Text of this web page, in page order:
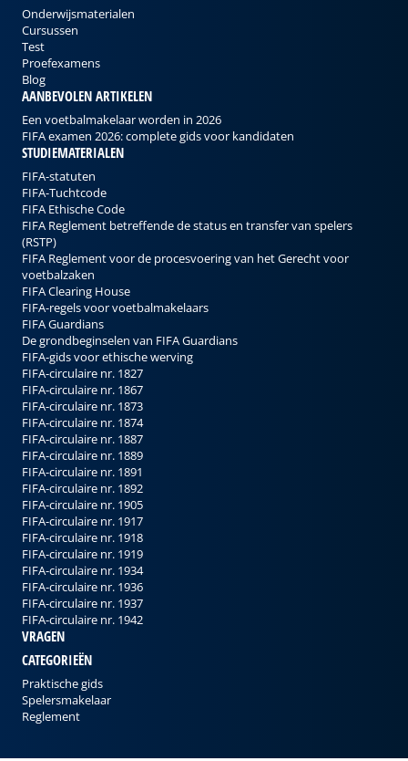
Onderwijsmaterialen
Cursussen
Test
Proefexamens
Blog
AANBEVOLEN ARTIKELEN
Een voetbalmakelaar worden in 2026
FIFA examen 2026: complete gids voor kandidaten
STUDIEMATERIALEN
FIFA-statuten
FIFA-Tuchtcode
FIFA Ethische Code
FIFA Reglement betreffende de status en transfer van spelers
(RSTP)
FIFA Reglement voor de procesvoering van het Gerecht voor
voetbalzaken
FIFA Clearing House
FIFA-regels voor voetbalmakelaars
FIFA Guardians
De grondbeginselen van FIFA Guardians
FIFA-gids voor ethische werving
FIFA-circulaire nr. 1827
FIFA-circulaire nr. 1867
FIFA-circulaire nr. 1873
FIFA-circulaire nr. 1874
FIFA-circulaire nr. 1887
FIFA-circulaire nr. 1889
FIFA-circulaire nr. 1891
FIFA-circulaire nr. 1892
FIFA-circulaire nr. 1905
FIFA-circulaire nr. 1917
FIFA-circulaire nr. 1918
FIFA-circulaire nr. 1919
FIFA-circulaire nr. 1934
FIFA-circulaire nr. 1936
FIFA-circulaire nr. 1937
FIFA-circulaire nr. 1942
VRAGEN
CATEGORIEËN
Praktische gids
Spelersmakelaar
Reglement